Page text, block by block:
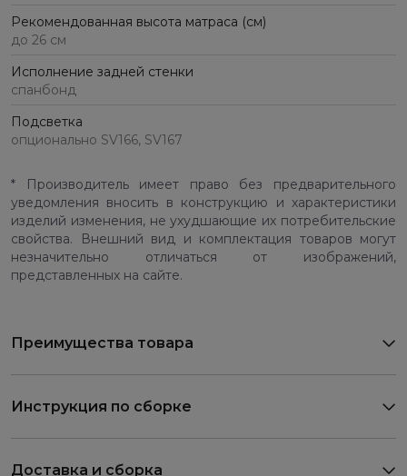
Рекомендованная высота матраса (см)
до 26 см
Исполнение задней стенки
спанбонд
Подсветка
опционально SV166, SV167
* Производитель имеет право без предварительного
уведомления вносить в конструкцию и характеристики
изделий изменения, не ухудшающие их потребительские
свойства. Внешний вид и комплектация товаров могут
незначительно отличаться от изображений,
представленных на сайте.
Преимущества товара
Инструкция по сборке
Доставка и сборка